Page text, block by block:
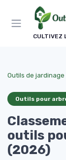
CULTIVEZ
Outils de jardinage
Outils pour
outils
(2026)
Panneau de